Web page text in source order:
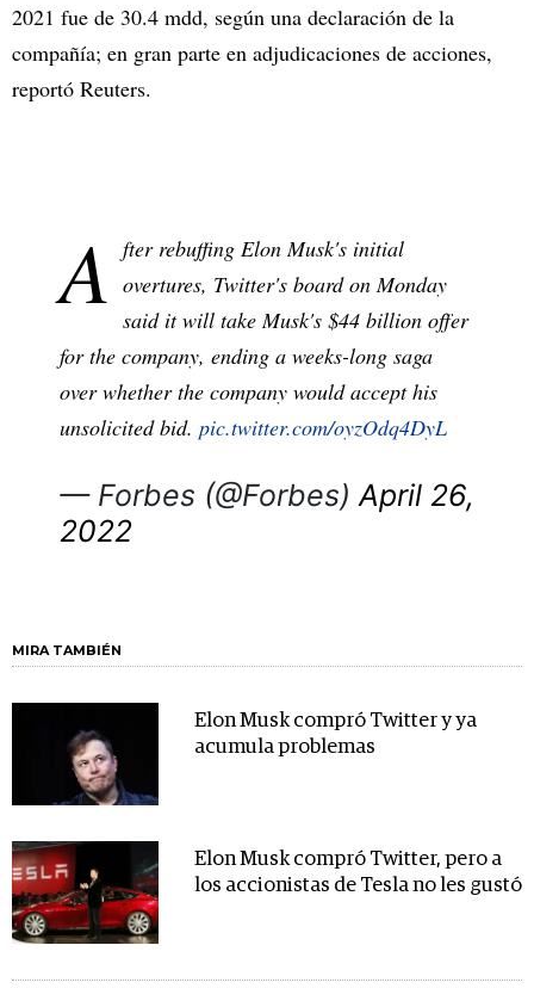
2021 fue de 30.4 mdd, según una declaración de la
compañía; en gran parte en adjudicaciones de acciones,
reportó Reuters.
A fter rebuffing Elon Musk's initial
overtures, Twitter's board on Monday
said it will take Musk's $44 billion offer
for the company, ending a weeks-long saga
over whether the company would accept his
unsolicited bid. pic.twitter.com/oyzOdq4DyL
— Forbes (@Forbes)April 26,
2022
MIRA TAMBIÉN
Elon Musk compró Twitter y ya
acumula problemas
Elon Musk compró Twitter, pero a
los accionistas de Tesla no les gustó